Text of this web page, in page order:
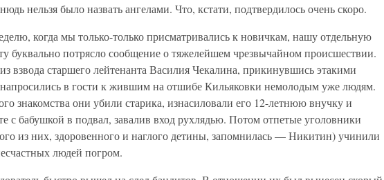
нельзя было назвать ангелами. Что, кстати, подтвердилось очень скоро.
когда мы только-только присматривались к новичкам, нашу отдельную
буквально потрясло сообщение о тяжелейшем чрезвычайном происшествии.
взвода старшего лейтенанта Василия Чекалина, прикинувшись этакими
в гости к жившим на отшибе Кильяковки немолодым уже людям.
знакомства они убили старика, изнасиловали его 12-летнюю внучку и
с бабушкой в подвал, завалив вход рухлядью. Потом отпетые уголовники
из них, здоровенного и наглого детины, запомнилась — Никитин) учинили
людей погром.